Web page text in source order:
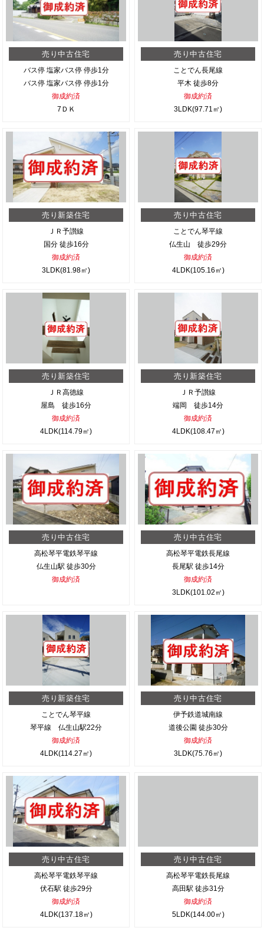
売り中古住宅
バス停 塩家バス停 停歩1分
バス停 塩家バス停 停歩1分
御成約済
7ＤＫ
売り中古住宅
ことでん長尾線
平木 徒歩8分
御成約済
3LDK(97.71㎡)
売り新築住宅
ＪＲ予讃線
国分 徒歩16分
御成約済
3LDK(81.98㎡)
売り中古住宅
ことでん琴平線
仏生山 徒歩29分
御成約済
4LDK(105.16㎡)
売り新築住宅
ＪＲ高徳線
屋島 徒歩16分
御成約済
4LDK(114.79㎡)
売り新築住宅
ＪＲ予讃線
端岡 徒歩14分
御成約済
4LDK(108.47㎡)
売り中古住宅
高松琴平電鉄琴平線
仏生山駅 徒歩30分
御成約済
売り中古住宅
高松琴平電鉄長尾線
長尾駅 徒歩14分
御成約済
3LDK(101.02㎡)
売り新築住宅
ことでん琴平線
琴平線 仏生山駅22分
御成約済
4LDK(114.27㎡)
売り中古住宅
伊予鉄道城南線
道後公園 徒歩30分
御成約済
3LDK(75.76㎡)
売り中古住宅
高松琴平電鉄琴平線
伏石駅 徒歩29分
御成約済
4LDK(137.18㎡)
売り中古住宅
高松琴平電鉄長尾線
高田駅 徒歩31分
御成約済
5LDK(144.00㎡)